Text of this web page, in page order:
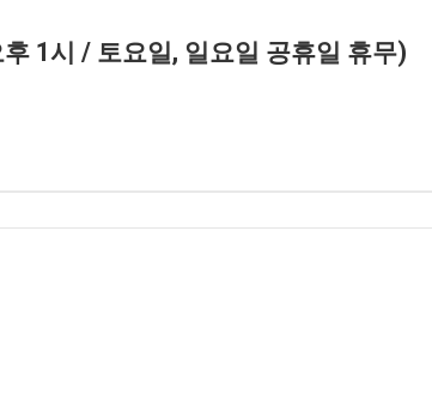
1 시 / 토요일, 일요일 공휴일 휴무)